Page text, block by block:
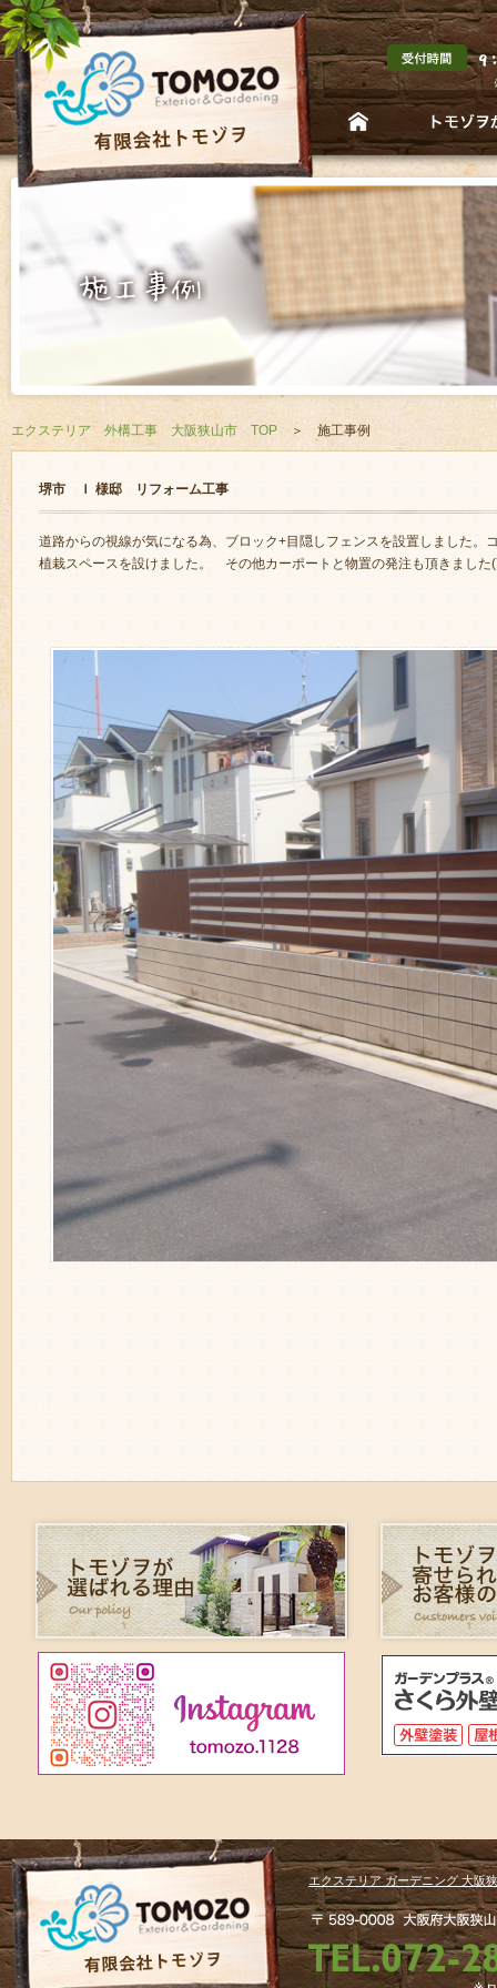
エクステリア 外構工事 大阪狭山市 TOP ＞ 施工事例
堺市 Ｉ 様邸 リフォーム工事
道路からの視線が気になる為、ブロック+目隠しフェンスを設置しました
植栽スペースを設けました。 その他カーポートと物置の発注も頂きました
エクステリア ガーデニング 大阪